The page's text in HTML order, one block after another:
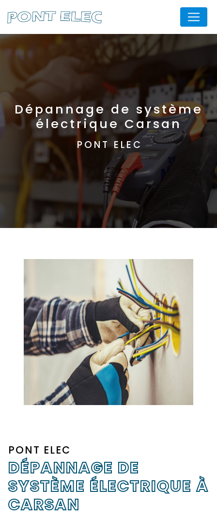
Dépannage de système
électrique Carsan
PONT ELEC
PONT ELEC
DÉPANNAGE DE
SYSTÈME ÉLECTRIQUE À
CARSAN